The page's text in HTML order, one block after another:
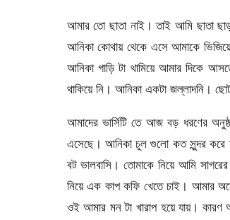
আমার তো ছাতা নাই। তাই আমি ছাতা
আনিকা কোথায় থেকে এসে আমাকে
আনিকা গাড়ি টা থামিয়ে আমার দিকে
থাকিয়ে নি। আনিকা একটা জল্লাদনি।
আমাদের ভার্সিটি তে আজ বড় ধরণের
এসেছে। আনিকা চুল গুলো কত সুন্দর করে
বট ভালবাসি। তোমাকে নিয়ে আমি
নিয়ে এক কাপ কফি খেতে চাই। আমার
ওই আমার মন টা খারাপ হয়ে যায়। কারণ